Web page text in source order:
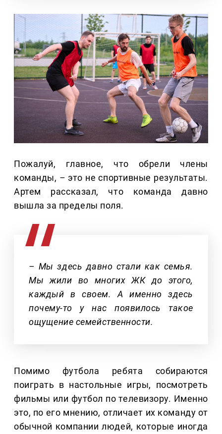
Пожалуй, главное, что обрели члены
команды, – это не спортивные результаты.
Артем рассказал, что команда давно
вышла за пределы поля.
– Мы здесь давно стали как семья.
Мы жили во многих ЖК до этого,
каждый в своем. А именно здесь
почему-то у нас появилось такое
ощущение семейственности.
Помимо футбола ребята собираются
поиграть в настольные игры, посмотреть
фильмы или футбол по телевизору. Именно
это, по его мнению, отличает их команду от
обычной компании людей, которые иногда